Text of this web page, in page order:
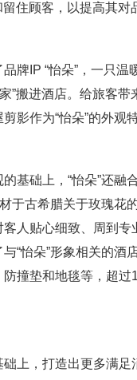
住顾客，以提高其对
牌IP “怡朵”，一只温
”搬进酒店。给旅客
影作为“怡朵”的外观
基础上，“怡朵”还融
于古希腊关于玫瑰花
人贴心细致、周到
“怡朵”形象相关的
撞垫和地毯等，超过
上，打造出更多满